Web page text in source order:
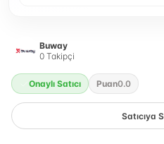
Buway
0 Takipçi
Onaylı Satıcı Puan0.0
Satıcıya